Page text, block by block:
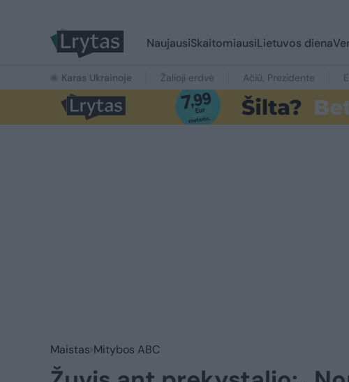
NaujausiSkaitomiausiLietuvos diena
Karas Ukrainoje Žalioji erdvė Ačiū, Prezidente
Maistas Mitybos ABC